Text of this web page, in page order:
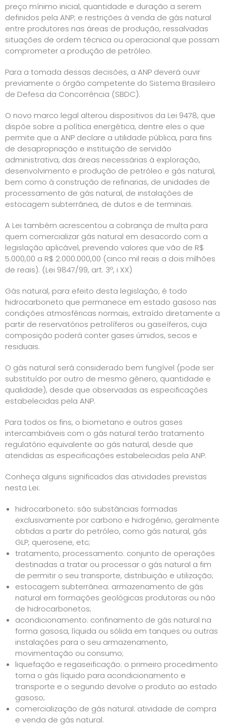
preço mínimo inicial, quantidade e duração a serem
definidos pela ANP; e restrições à venda de gás natural
entre produtores nas áreas de produção, ressalvadas
situações de ordem técnica ou operacional que possam
comprometer a produção de petróleo.
Para a tomada dessas decisões, a ANP deverá ouvir
previamente o órgão competente do Sistema Brasileiro
de Defesa da Concorrência (SBDC).
O novo marco legal alterou dispositivos da Lei 9478, que
dispõe sobre a política energética, dentre eles o que
permite que a ANP declare a utilidade pública, para fins
de desapropriação e instituição de servidão
administrativa, das áreas necessárias à exploração,
desenvolvimento e produção de petróleo e gás natural,
bem como à construção de refinarias, de unidades de
processamento de gás natural, de instalações de
estocagem subterrânea, de dutos e de terminais.
A Lei também acrescentou a cobrança de multa para
quem comercializar gás natural em desacordo com a
legislação aplicável, prevendo valores que vão de R$
5.000,00 a R$ 2.000.000,00 (cinco mil reais a dois milhões
de reais). (Lei 9847/99, art. 3º, i XX)
Gás natural, para efeito desta legislação, é todo
hidrocarboneto que permanece em estado gasoso nas
condições atmosféricas normais, extraído diretamente a
partir de reservatórios petrolíferos ou gaseíferos, cuja
composição poderá conter gases úmidos, secos e
residuais.
O gás natural será considerado bem fungível (pode ser
substituído por outro de mesmo gênero, quantidade e
qualidade), desde que observadas as especificações
estabelecidas pela ANP.
Para todos os fins, o biometano e outros gases
intercambiáveis com o gás natural terão tratamento
regulatório equivalente ao gás natural, desde que
atendidas as especificações estabelecidas pela ANP.
Conheça alguns significados das atividades previstas
nesta Lei:
hidrocarboneto: são substâncias formadas
exclusivamente por carbono e hidrogênio, geralmente
obtidas a partir do petróleo, como gás natural, gás
GLP, querosene, etc;
tratamento, processamento: conjunto de operações
destinadas a tratar ou processar o gás natural a fim
de permitir o seu transporte, distribuição e utilização;
estocagem subterrânea: armazenamento de gás
natural em formações geológicas produtoras ou não
de hidrocarbonetos;
acondicionamento: confinamento de gás natural na
forma gasosa, líquida ou sólida em tanques ou outras
instalações para o seu armazenamento,
movimentação ou consumo;
liquefação e regaseificação: o primeiro procedimento
torna o gás líquido para acondicionamento e
transporte e o segundo devolve o produto ao estado
gasoso;
comercialização de gás natural: atividade de compra
e venda de gás natural.